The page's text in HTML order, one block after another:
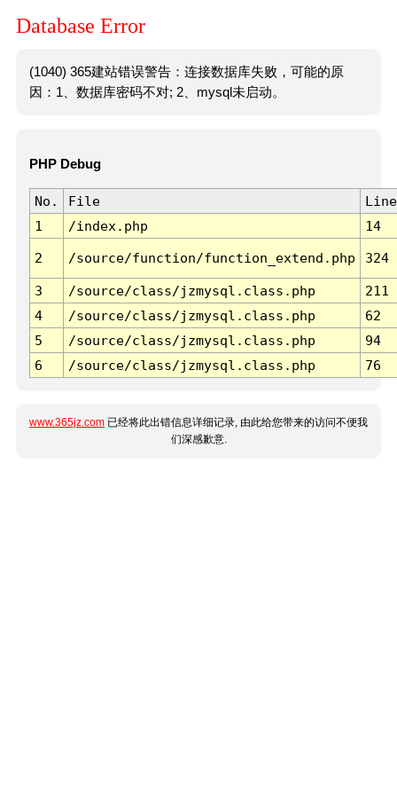
Database Error
(1040) 365建站错误警告：连接数据库失败，可能的原
因：1、数据库密码不对; 2、mysql未启动。
PHP Debug
No. File
Line
1
/index.php 14
2 /source/function/function_extend.php 324
3 /source/class/jzmysql.class.php
211
4
/source/class/jzmysql.class.php
62
5
/source/class/jzmysql.class.php
94
6
/source/class/jzmysql.class.php 76
www.365jz.com 已经将此出错信息详细记录, 由此给您带来的访问不便我
们深感歉意.